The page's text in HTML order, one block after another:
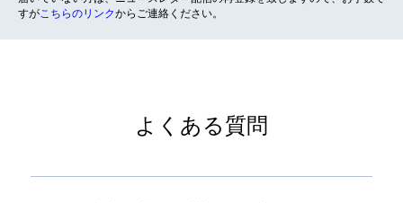
すがこちらのリンクからご連絡ください。
よくある質問